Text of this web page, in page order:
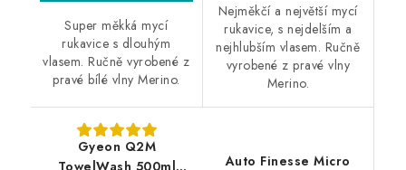
Super měkká mycí
rukavice s dlouhým
vlasem. Ručně vyrobené z
pravé bílé vlny Merino.
Nejměkčí a největší mycí
rukavice, s nejdelším a
nejhlubším vlasem. Ručně
vyrobené z pravé vlny
Merino.
Gyeon Q2M
TowelWash 500ml
Auto Finesse Micro